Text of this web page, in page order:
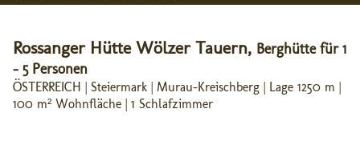
Rossanger Hütte Wölzer Tauern, Berghütte für 1
- 5 Personen
ÖSTERREICH | Steiermark | Murau-Kreischberg | Lage 1250 m |
100 m² Wohnfläche | 1 Schlafzimmer